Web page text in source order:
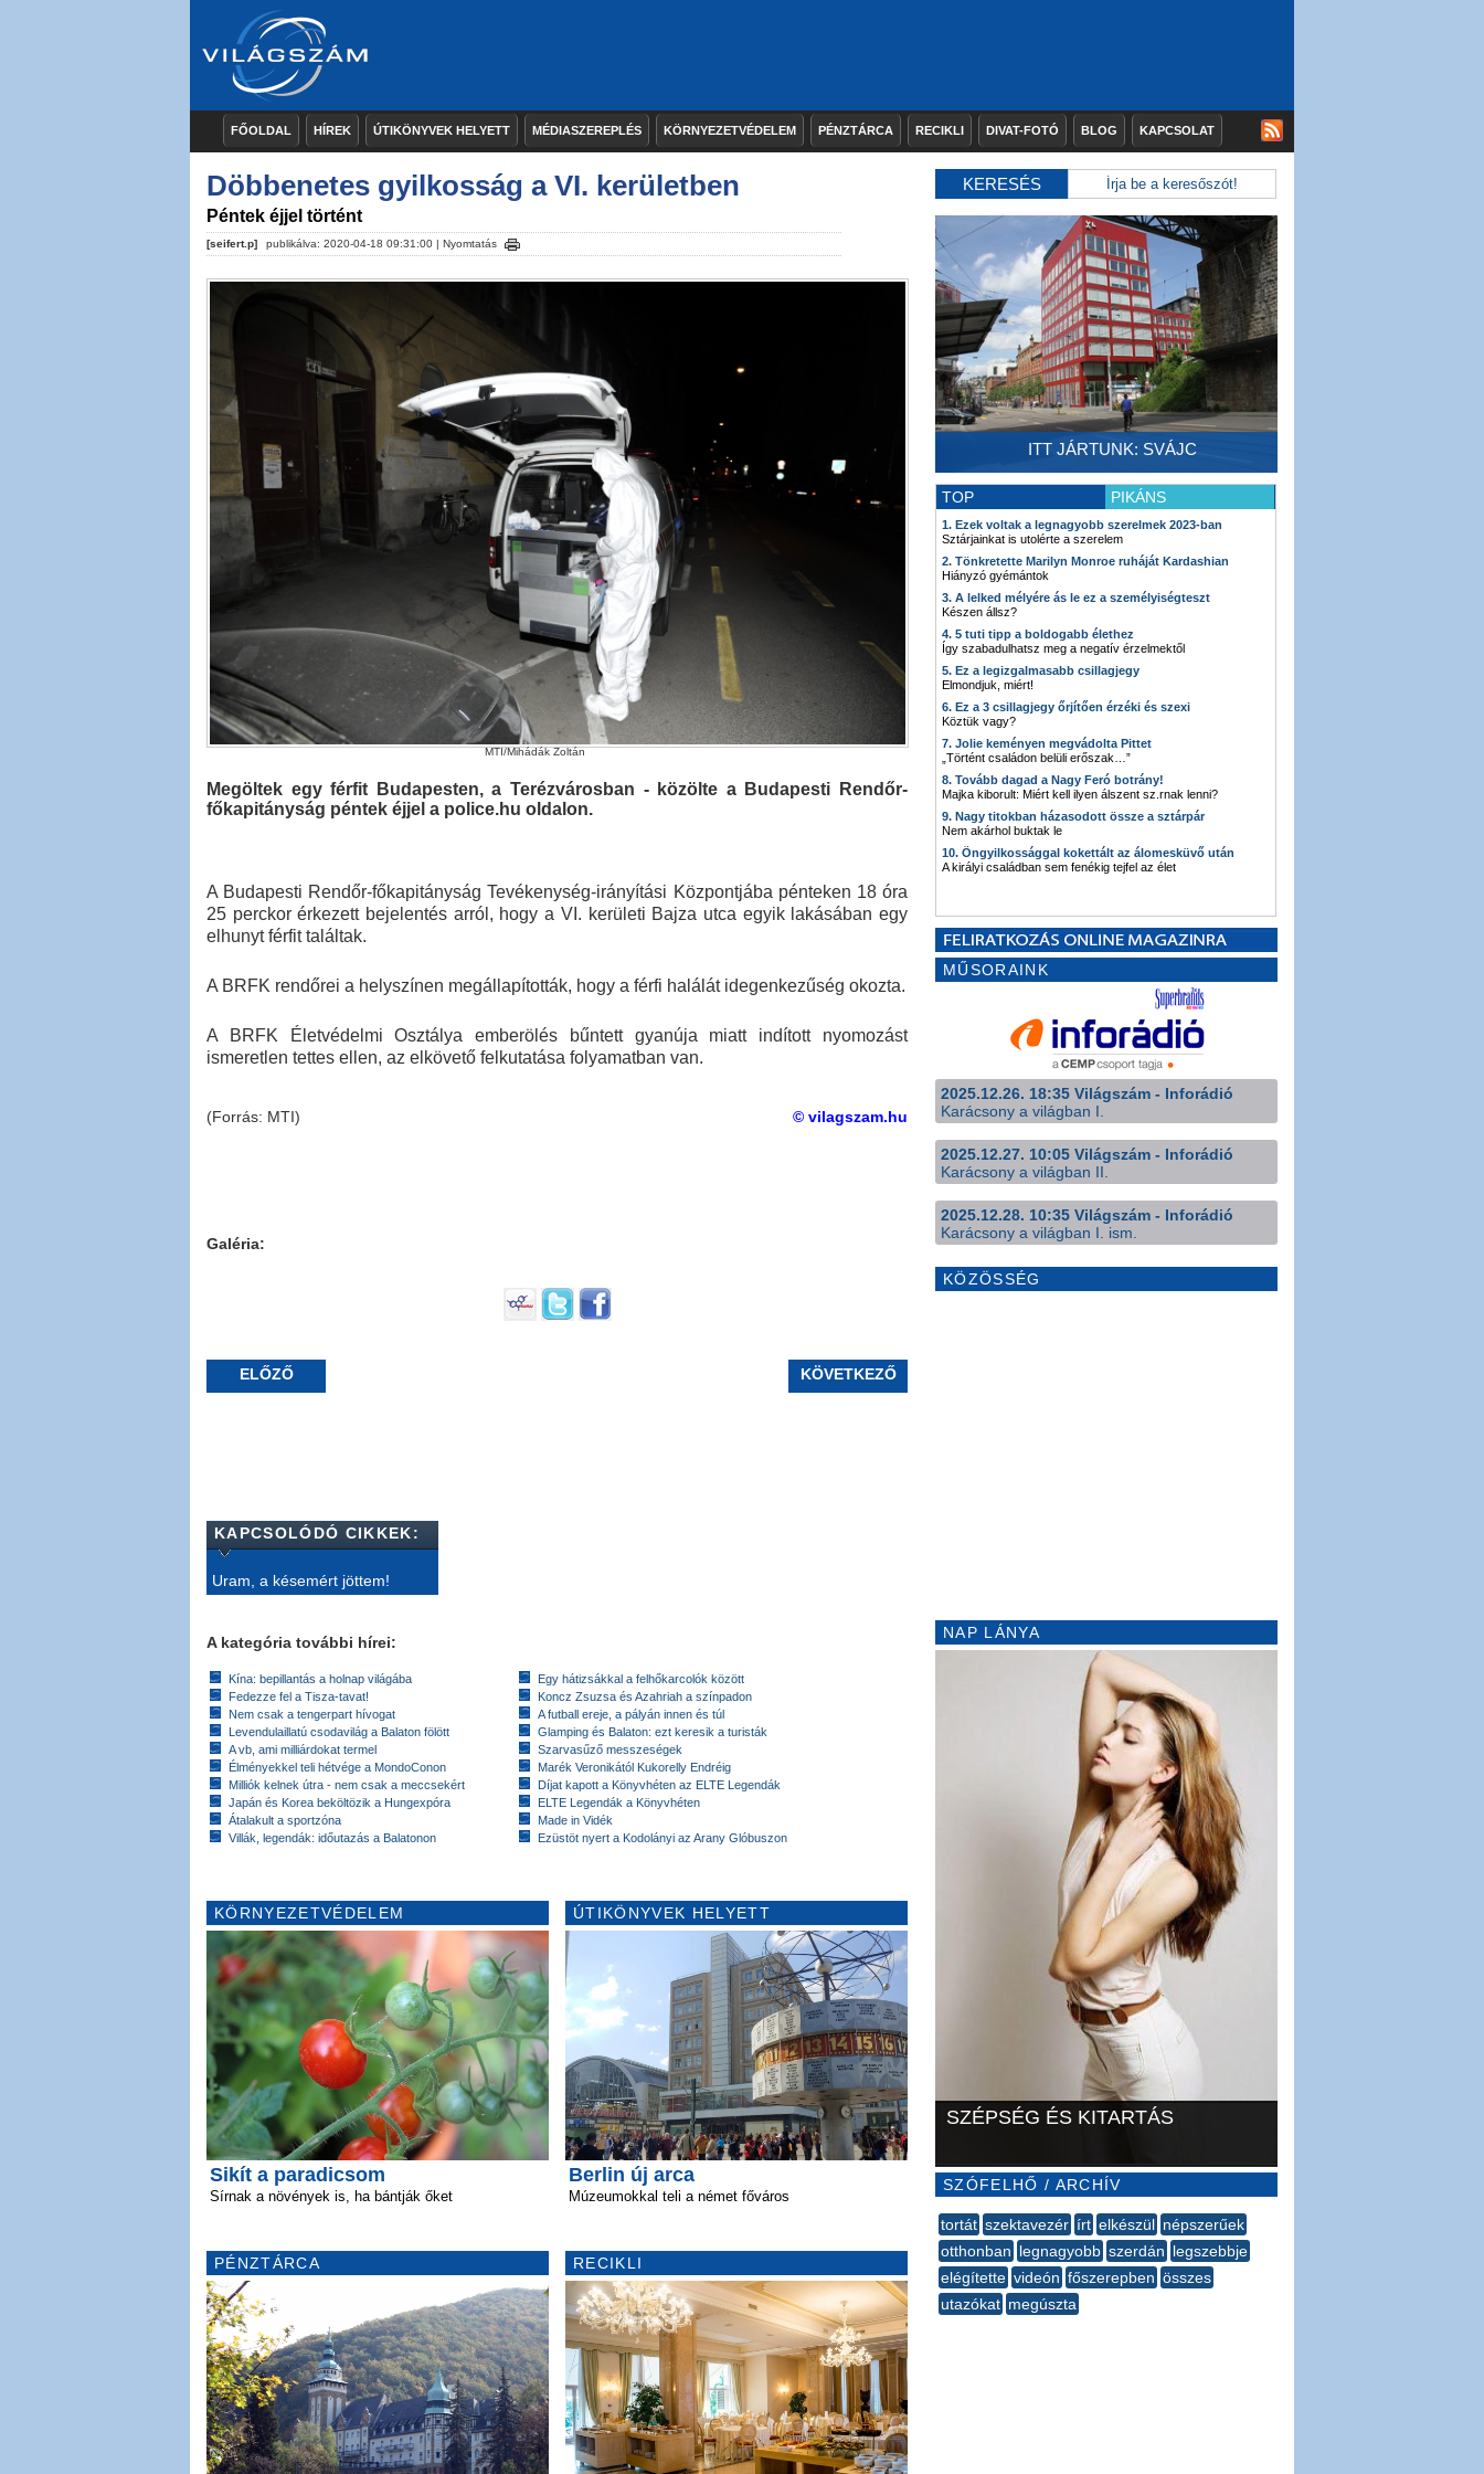
FŐOLDAL HÍREK ÚTIKÖNYVEK HELYETT MÉDIASZEREPLÉS KÖRNYEZETVÉDELEM PÉNZTÁRCA RECIKLI DIVAT-FOTÓ BLOG KAPCSOLAT
Döbbenetes gyilkosság a VI. kerületben
Péntek éjjel történt
[seifert.p] publikálva: 2020-04-18 09:31:00 | Nyomtatás
MTI/Mihádák Zoltán
Megöltek egy férfit Budapesten, a Terézvárosban - közölte a Budapesti Rendőr-
főkapitányság péntek éjjel a police.hu oldalon.
A Budapesti Rendőr-főkapitányság Tevékenység-irányítási Központjába pénteken 18 óra
25 perckor érkezett bejelentés arról, hogy a VI. kerületi Bajza utca egyik lakásában egy
elhunyt férfit találtak.
A BRFK rendőrei a helyszínen megállapították, hogy a férfi halálát idegenkezűség okozta.
A BRFK Életvédelmi Osztálya emberölés bűntett gyanúja miatt indított nyomozást
ismeretlen tettes ellen, az elkövető felkutatása folyamatban van.
© vilagszam.hu
(Forrás: MTI)
Galéria:
ELŐZŐ KÖVETKEZŐ
KAPCSOLÓDÓ CIKKEK:
Uram, a késemért jöttem!
A kategória további hírei:
Kína: bepillantás a holnap világába
Fedezze fel a Tisza-tavat!
Nem csak a tengerpart hívogat
Levendulaillatú csodavilág a Balaton fölött
A vb, ami milliárdokat termel
Élményekkel teli hétvége a MondoConon
Milliók kelnek útra - nem csak a meccsekért
Japán és Korea beköltözik a Hungexpóra
Átalakult a sportzóna
Villák, legendák: időutazás a Balatonon
Egy hátizsákkal a felhőkarcolók között
Koncz Zsuzsa és Azahriah a színpadon
A futball ereje, a pályán innen és túl
Glamping és Balaton: ezt keresik a turisták
Szarvasűző messzeségek
Marék Veronikától Kukorelly Endréig
Díjat kapott a Könyvhéten az ELTE Legendák
ELTE Legendák a Könyvhéten
Made in Vidék
Ezüstöt nyert a Kodolányi az Arany Glóbuszon
KÖRNYEZETVÉDELEM
Sikít a paradicsom
Sírnak a növények is, ha bántják őket
PÉNZTÁRCA
ÚTIKÖNYVEK HELYETT
Berlin új arca
Múzeumokkal teli a német főváros
RECIKLI
KERESÉS
ITT JÁRTUNK: SVÁJC
TOP PIKÁNS
1. Ezek voltak a legnagyobb szerelmek 2023-ban
Sztárjainkat is utolérte a szerelem
2. Tönkretette Marilyn Monroe ruháját Kardashian
Hiányzó gyémántok
3. A lelked mélyére ás le ez a személyiségteszt
Készen állsz?
4. 5 tuti tipp a boldogabb élethez
Így szabadulhatsz meg a negatív érzelmektől
5. Ez a legizgalmasabb csillagjegy
Elmondjuk, miért!
6. Ez a 3 csillagjegy őrjítően érzéki és szexi
Köztük vagy?
7. Jolie keményen megvádolta Pittet
„Történt családon belüli erőszak…”
8. Tovább dagad a Nagy Feró botrány!
Majka kiborult: Miért kell ilyen álszent sz.rnak lenni?
9. Nagy titokban házasodott össze a sztárpár
Nem akárhol buktak le
10. Öngyilkossággal kokettált az álomesküvő után
A királyi családban sem fenékig tejfel az élet
MŰSORAINK
2025.12.26. 18:35 Világszám - Inforádió
Karácsony a világban I.
2025.12.27. 10:05 Világszám - Inforádió
Karácsony a világban II.
2025.12.28. 10:35 Világszám - Inforádió
Karácsony a világban I. ism.
KÖZÖSSÉG
NAP LÁNYA
SZÉPSÉG ÉS KITARTÁS
SZÓFELHŐ / ARCHÍV
tortát szektavezér írt elkészül népszerűek
otthonban legnagyobb szerdán legszebbje
elégítette videón főszerepben összes
utazókat megúszta